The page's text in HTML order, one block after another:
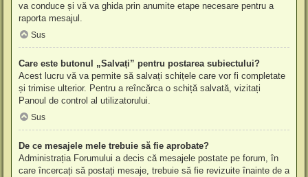
va conduce și vă va ghida prin anumite etape necesare pentru a
raporta mesajul.
Sus
Care este butonul „Salvați” pentru postarea subiectului?
Acest lucru vă va permite să salvați schițele care vor fi completate
și trimise ulterior. Pentru a reîncărca o schiță salvată, vizitați
Panoul de control al utilizatorului.
Sus
De ce mesajele mele trebuie să fie aprobate?
Administrația Forumului a decis că mesajele postate pe forum, în
care încercați să postați mesaje, trebuie să fie revizuite înainte de a